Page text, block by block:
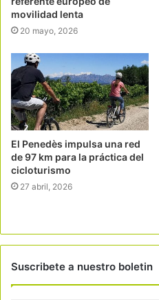
movilidad lenta
20 mayo, 2026
El Penedès impulsa una red
de 97 km para la práctica del
cicloturismo
27 abril, 2026
Suscribete a nuestro boletin